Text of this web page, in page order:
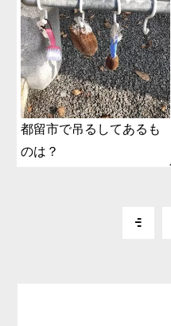
都留市で吊るしてあるも
のは？